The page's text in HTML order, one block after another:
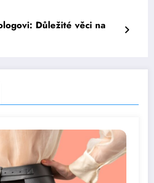
Důležité věci na